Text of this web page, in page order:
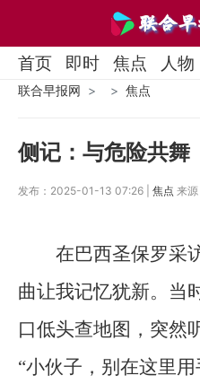
首页 即时 焦点 人物
联合早报网 焦点
侧记：与危险共舞
发布：2025-01-13 07:26 | 焦点 来源
在巴西圣保罗采
曲让我记忆犹新。当
口低头查地图，突然
“小伙子，别在这里